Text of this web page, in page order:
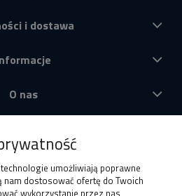
i dostawa
O nas
umożliwiają poprawne
nam dostosować ofertę do Twoich
wykorzystanie przez nas